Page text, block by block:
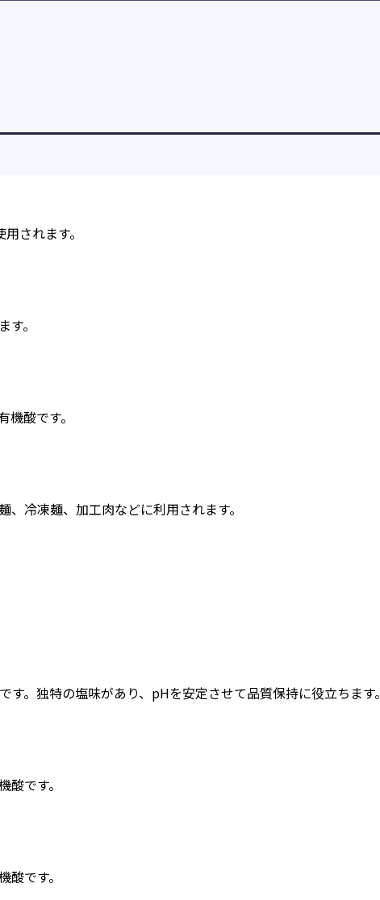
されます。
。
酸です。
冷凍麺、加工肉などに利用されます。
。独特の塩味があり、pHを安定させて品質保持に役立ちます。
です。
です。